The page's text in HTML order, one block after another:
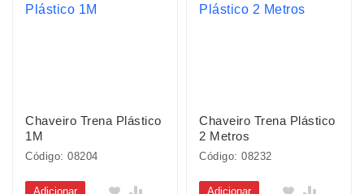
Chaveiro Trena Plástico
1M
Código: 08204
Adicionar
Chaveiro Trena Plástico
2 Metros
Código: 08232
Adicionar